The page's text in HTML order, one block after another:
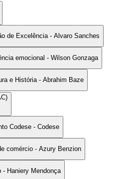
de Excelência - Alvaro Sanches
emocional - Wilson Gonzaga
e História - Abrahim Baze
Codese - Codese
comércio - Azury Benzion
- Haniery Mendonça